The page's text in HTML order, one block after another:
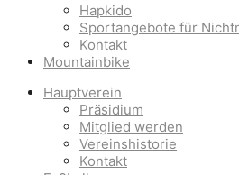
Hapkido
Sportangebote für
Kontakt
Mountainbike
Hauptverein
Präsidium
Mitglied werden
Vereinshistorie
Kontakt